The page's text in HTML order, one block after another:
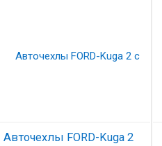
Авточехлы FORD-Kuga 2